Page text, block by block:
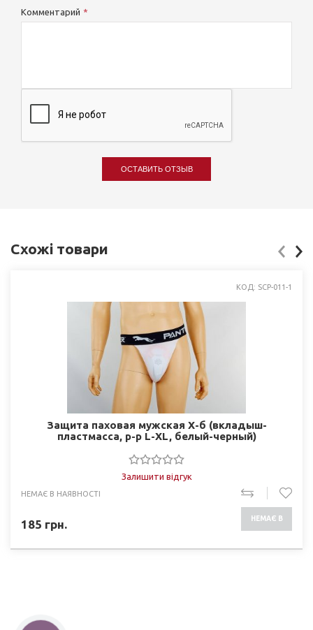
Комментарий
ОСТАВИТЬ ОТЗЫВ
Схожі товари
КОД: SCP-011-1
Защита паховая мужская Х-б (вкладыш-
пластмасса, р-р L-XL, белый-черный)
Залишити відгук
НЕМАЄ В НАЯВНОСТІ
185 грн. НЕМАЄ В